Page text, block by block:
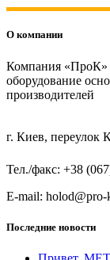
О компании
Компания «ПроК»
оборудование
производителей
г. Киев, переулок
Тел./факс: +38
E-mail: holod@pro-
Последние новости